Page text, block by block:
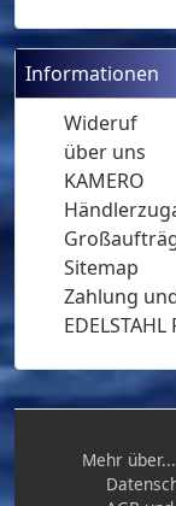
Informationen
Wideruf
über uns
KAMERO
Sitemap
Zahlung
Mehr über...